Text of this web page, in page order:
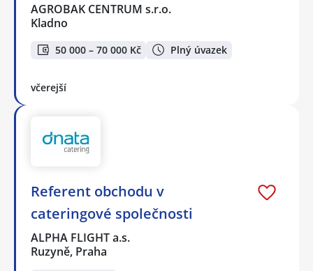
AGROBAK CENTRUM s.r.o.
Kladno
50 000 – 70 000 Kč Plný úvazek
včerejší
Referent obchodu v
cateringové společnosti
ALPHA FLIGHT a.s.
Ruzyně, Praha